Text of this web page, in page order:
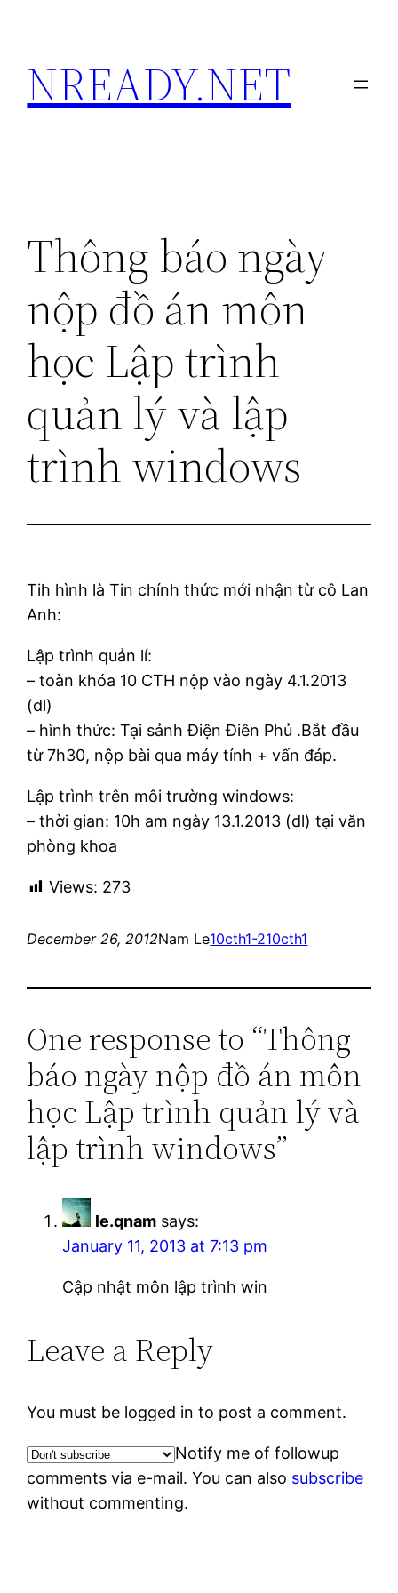
content
NREADY.NET
Thông báo ngày
nộp đồ án môn
học Lập trình
quản lý và lập
trình windows
Tih hình là Tin chính thức mới nhận từ cô Lan
Anh:
Lập trình quản lí:
– toàn khóa 10 CTH nộp vào ngày 4.1.2013
(dl)
– hình thức: Tại sảnh Điện Điên Phủ .Bắt đầu
từ 7h30, nộp bài qua máy tính + vấn đáp.
Lập trình trên môi trường windows:
– thời gian: 10h am ngày 13.1.2013 (dl) tại văn
phòng khoa
Views: 273
December 26, 2012Nam Le10cth1-210cth1
One response to “Thông
báo ngày nộp đồ án môn
học Lập trình quản lý và
lập trình windows”
le.qnam says:
January 11, 2013 at 7:13 pm
Cập nhật môn lập trình win
Leave a Reply
You must be logged in to post a comment.
Notify me of followup
comments via e-mail. You can also subscribe
without commenting.